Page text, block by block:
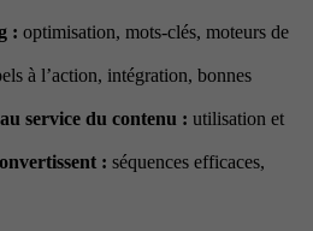
: optimisation, mots-clés, moteurs de
à l’action, intégration, bonnes
service du contenu : utilisation et
: séquences efficaces,